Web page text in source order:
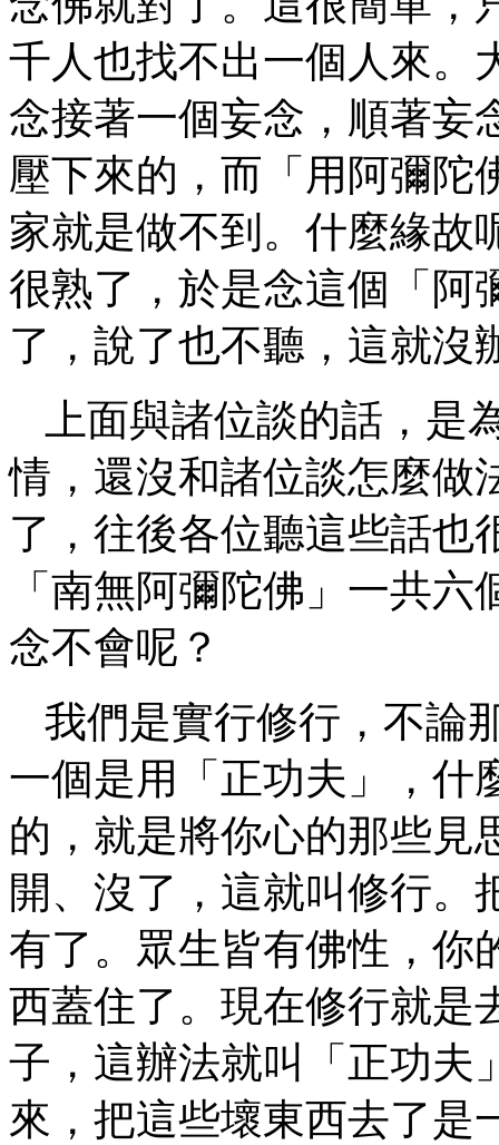
千人也找不出一個人來。
念接著一個妄念，順著妄
壓下來的，而「用阿彌陀
家就是做不到。什麼緣故
很熟了，於是念這個「阿
了，說了也不聽，這就沒
上面與諸位談的話，
情，還沒和諸位談怎麼做
了，往後各位聽這些話也
「南無阿彌陀佛」一共
念不會呢？
我們是實行修行，不論
一個是用「正功夫」，什
的，就是將你心的那些見
開、沒了，這就叫修行。
有了。眾生皆有佛性，你
西蓋住了。現在修行就是
子，這辦法就叫「正功夫
來，把這些壞東西去了是